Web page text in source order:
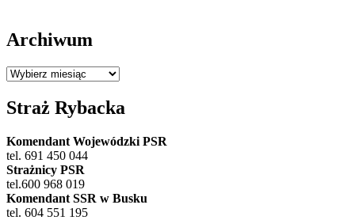
Archiwum
Archiwum
Straż Rybacka
Komendant Wojewódzki PSR
tel. 691 450 044
Strażnicy PSR
tel.600 968 019
Komendant SSR w Busku
tel. 604 551 195